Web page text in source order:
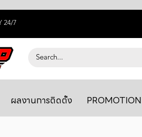
24/7
ผลงานการติดตั้ง PROMOTION